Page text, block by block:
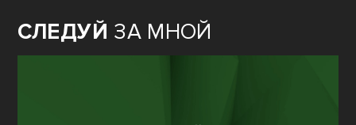
СЛЕДУЙ ЗА МНОЙ